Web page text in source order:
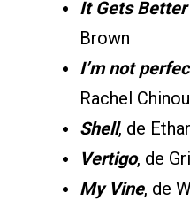
It Gets Better
Brown
I’m not
Rachel
Shell, de
Vertigo, de
My Vine, de